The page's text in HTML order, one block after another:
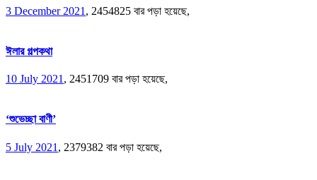
3 December 2021 , 2454825 বার পড়া হয়েছে,
ঈলার গল্পকথা
10 July 2021 , 2451709 বার পড়া হয়েছে,
‘শুভেচ্ছা বাণী’
5 July 2021 , 2379382 বার পড়া হয়েছে,